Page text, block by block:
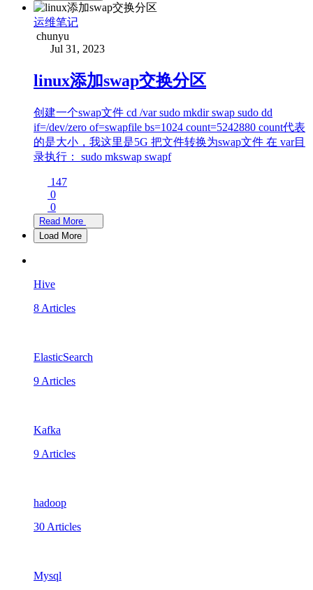
运维笔记
chunyu
Jul 31, 2023
linux添加swap交换分区
创建一个swap文件 cd /var sudo mkdir swap sudo dd
if=/dev/zero of=swapfile bs=1024 count=5242880 count代表
的是大小，我这里是5G 把文件转换为swap文件 在 var目
录执行： sudo mkswap swapf
147
0
0
Read More
Load More
Hive
8 Articles
ElasticSearch
9 Articles
Kafka
9 Articles
hadoop
30 Articles
Mysql